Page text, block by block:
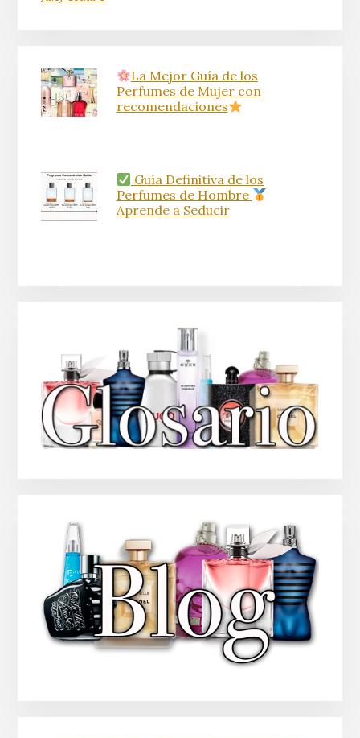
La Mejor Guía de los
Perfumes de Mujer con
recomendaciones
Guía Definitiva de los
Perfumes de Hombre
Aprende a Seducir